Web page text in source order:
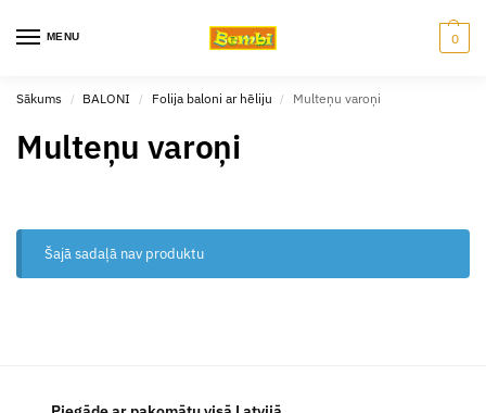
MENU 0
Sākums / BALONI / Folija baloni ar hēliju / Multeņu varoņi
Multeņu varoņi
Šajā sadaļā nav produktu